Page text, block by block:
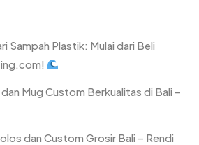
Sampah Plastik: Mulai dari Beli
Mug Custom Berkualitas di Bali –
dan Custom Grosir Bali – Rendi